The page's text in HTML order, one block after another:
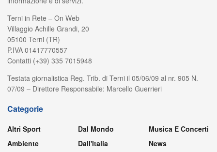
Terni in Rete – On Web
Villaggio Achille Grandi, 20
05100 Terni (TR)
P.IVA 01417770557
Contatti (+39) 335 7015948
Testata giornalistica Reg. Trib. di Terni il 05/06/09 al nr. 905 N.
07/09 – Direttore Responsabile: Marcello Guerrieri
Categorie
Altri Sport
Ambiente
Dal Mondo
Dall'Italia
Musica E Concerti
News